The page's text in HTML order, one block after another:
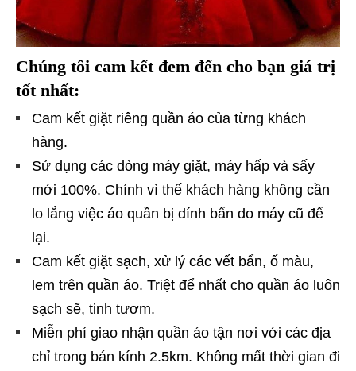
Chúng tôi cam kết đem đến cho bạn giá trị
tốt nhất:
Cam kết giặt riêng quần áo của từng khách
hàng.
Sử dụng các dòng máy giặt, máy hấp và sấy
mới 100%. Chính vì thế khách hàng không cần
lo lắng việc áo quần bị dính bẩn do máy cũ để
lại.
Cam kết giặt sạch, xử lý các vết bẩn, ố màu,
lem trên quần áo. Triệt để nhất cho quần áo luôn
sạch sẽ, tinh tươm.
Miễn phí giao nhận quần áo tận nơi với các địa
chỉ trong bán kính 2.5km. Không mất thời gian đi